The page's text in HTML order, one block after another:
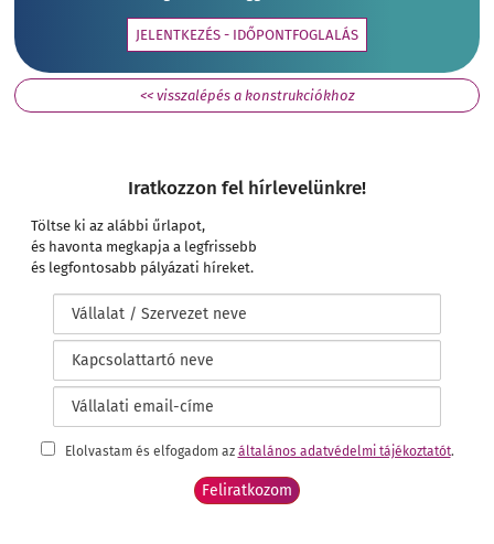
JELENTKEZÉS - IDŐPONTFOGLALÁS
<< visszalépés a konstrukciókhoz
Iratkozzon fel hírlevelünkre!
Töltse ki az alábbi űrlapot,
és havonta megkapja a legfrissebb
és legfontosabb pályázati híreket.
Elolvastam és elfogadom az általános adatvédelmi tájékoztatót.